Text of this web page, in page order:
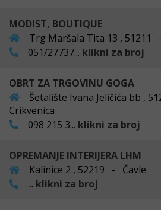
MODIST, BOUTIQUE
Trg Maršala Tita 13 ,
051/27737... klikni za broj
OBRT ZA TRGOVINU GOGA
Šetalište Ivana Jeličića bb ,
Crikvenica
098 215 3... klikni za broj
OPREMANJE INTERIJERA LHM
Kalinice 2 , 52219 - Čavle
... klikni za broj